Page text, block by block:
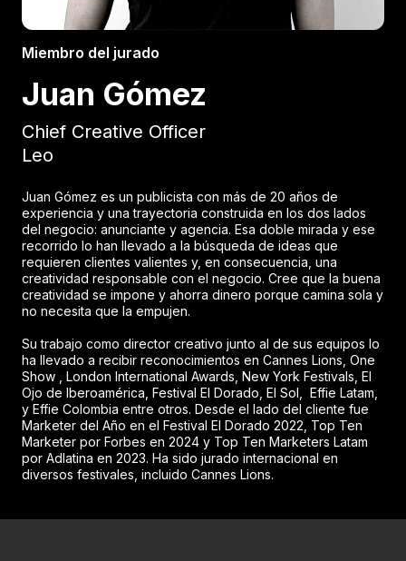
Miembro del jurado
Juan Gómez
Chief Creative Officer
Leo
Juan Gómez es un publicista con más de 20 años de
experiencia y una trayectoria construida en los dos lados
del negocio: anunciante y agencia. Esa doble mirada y ese
recorrido lo han llevado a la búsqueda de ideas que
requieren clientes valientes y, en consecuencia, una
creatividad responsable con el negocio. Cree que la buena
creatividad se impone y ahorra dinero porque camina sola y
no necesita que la empujen.
Su trabajo como director creativo junto al de sus equipos lo
ha llevado a recibir reconocimientos en Cannes Lions, One
Show , London International Awards, New York Festivals, El
Ojo de Iberoamérica, Festival El Dorado, El Sol, Effie Latam,
y Effie Colombia entre otros. Desde el lado del cliente fue
Marketer del Año en el Festival El Dorado 2022, Top Ten
Marketer por Forbes en 2024 y Top Ten Marketers Latam
por Adlatina en 2023. Ha sido jurado internacional en
diversos festivales, incluido Cannes Lions.